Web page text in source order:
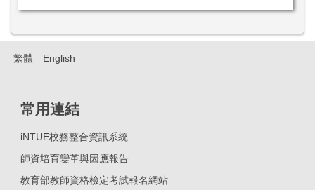
繁體
English
:::
常用連結
iNTUE校務整合資訊系統
師資培育變革與因應報告
教育部教師資格檢定考試報名網站